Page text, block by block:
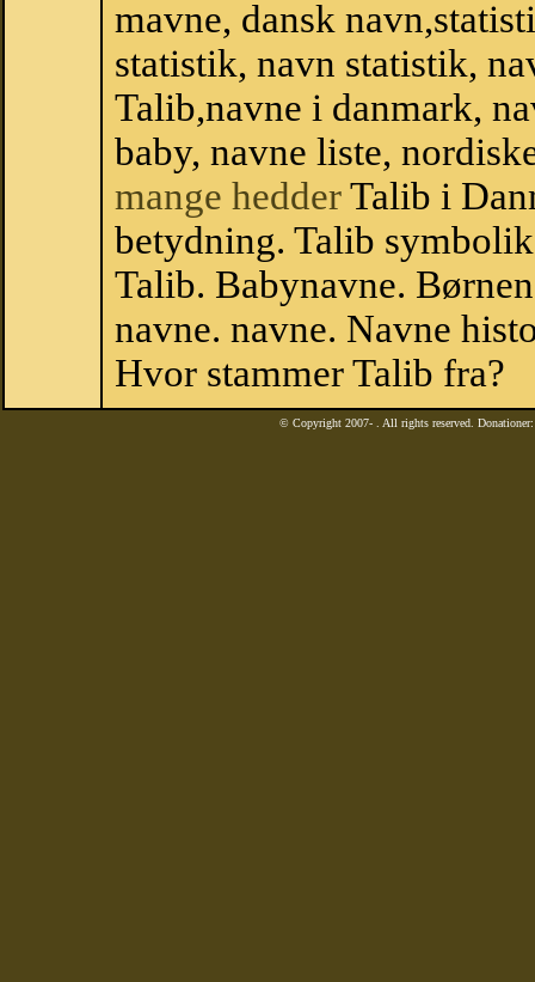
mavne, dansk
statistik, navn statistik,
Talib,navne i danmark,
baby, navne liste,
mange hedderTalib i
betydning. Talib
Talib. Babynavne.
navne. navne. Navne
Hvor stammer Talib fra?
© Copyright 2007- . All rights reserved.